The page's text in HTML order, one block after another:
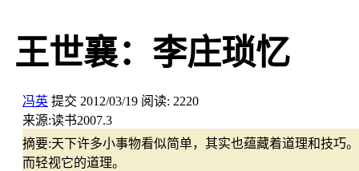
王世襄：李庄琐忆
冯英 提交 2012/03/19 阅读: 2220
来源:读书2007.3
摘要:天下许多小事物看似简单，其实也蕴藏着道理和技巧
而轻视它的道理。